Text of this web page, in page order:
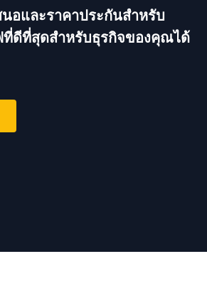
นอและราคาประกันสำหรับ
ดีที่สุดสำหรับธุรกิจของคุณได้